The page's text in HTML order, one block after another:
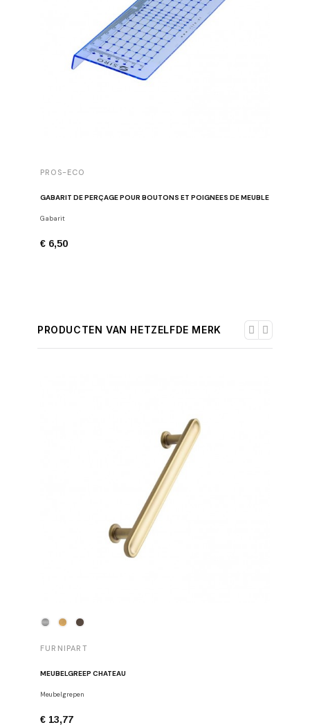
PROS-ECO
GABARIT DE PERÇAGE POUR BOUTONS ET POIGNÉES DE MEUBLE
Gabarit
€ 6,50
PRODUCTEN VAN HETZELFDE MERK
FURNIPART
MEUBELGREEP CHATEAU
Meubelgrepen
€ 13,77